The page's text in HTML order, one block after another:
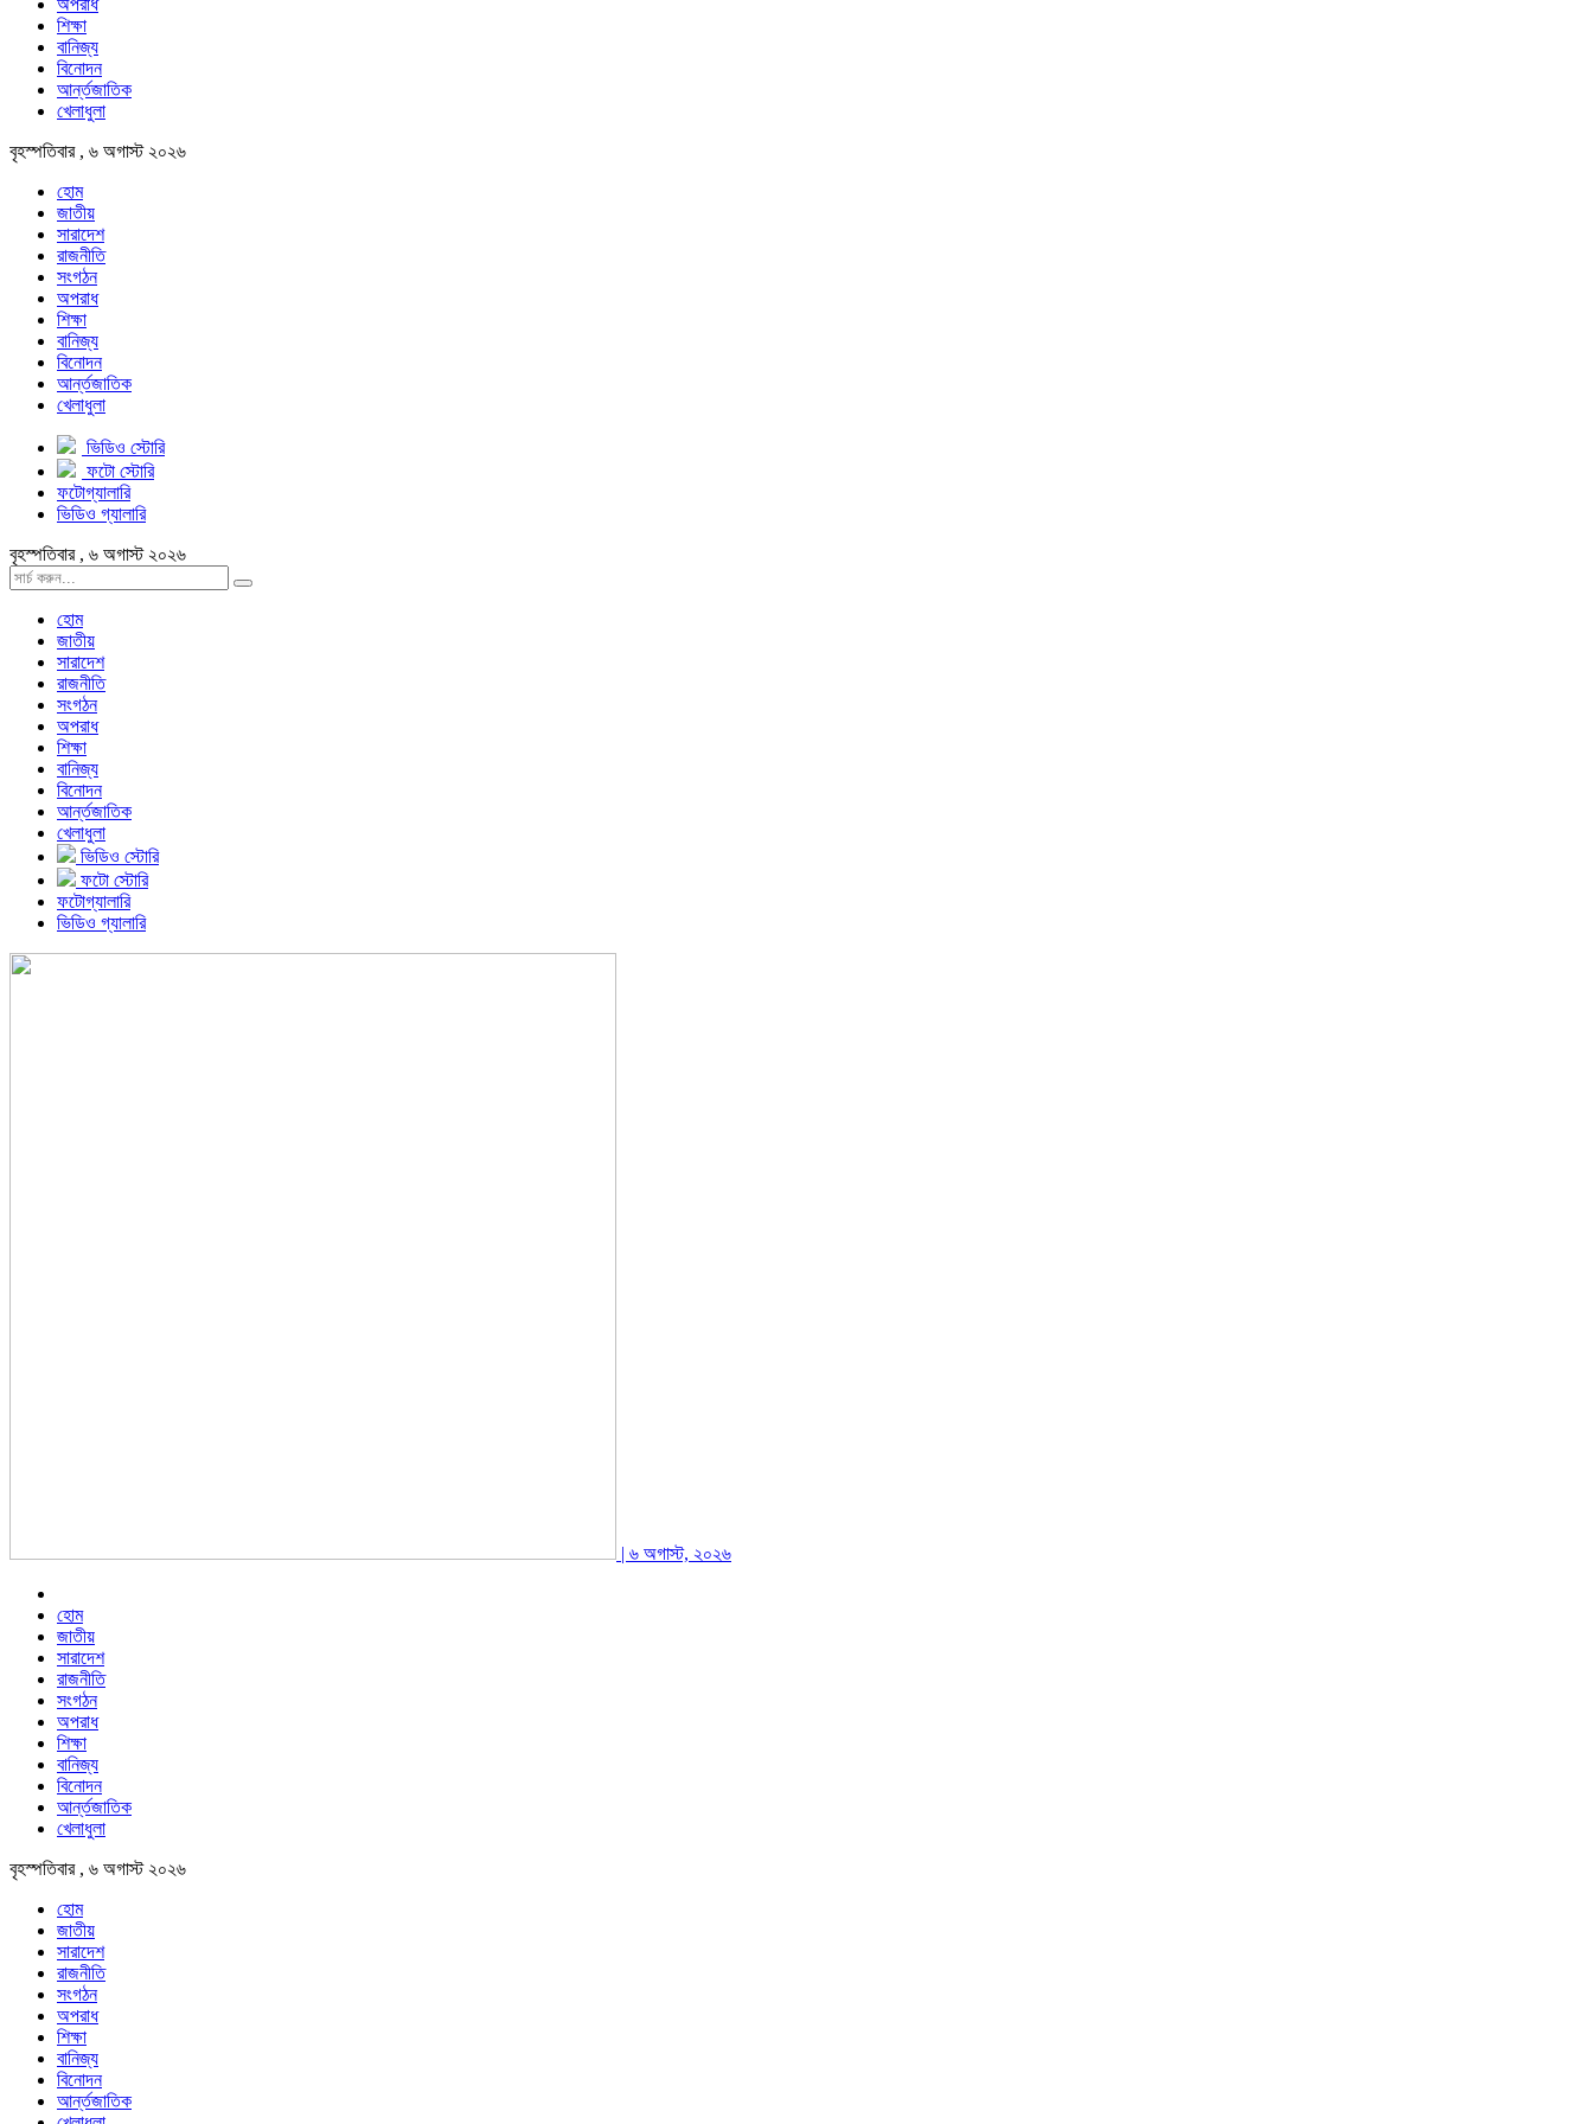
অপরাধ
শিক্ষা
বানিজ্য
বিনোদন
আর্ন্তজাতিক
খেলাধুলা
বৃহস্পতিবার , ৬ অগাস্ট ২০২৬
হোম
জাতীয়
সারাদেশ
রাজনীতি
সংগঠন
অপরাধ
শিক্ষা
বানিজ্য
বিনোদন
আর্ন্তজাতিক
খেলাধুলা
ভিডিও স্টোরি
ফটো স্টোরি
ফটোগ্যালারি
ভিডিও গ্যালারি
বৃহস্পতিবার , ৬ অগাস্ট ২০২৬
হোম
জাতীয়
সারাদেশ
রাজনীতি
সংগঠন
অপরাধ
শিক্ষা
বানিজ্য
বিনোদন
আর্ন্তজাতিক
খেলাধুলা
ভিডিও স্টোরি
ফটো স্টোরি
ফটোগ্যালারি
ভিডিও গ্যালারি
| ৬ অগাস্ট, ২০২৬
হোম
জাতীয়
সারাদেশ
রাজনীতি
সংগঠন
অপরাধ
শিক্ষা
বানিজ্য
বিনোদন
আর্ন্তজাতিক
খেলাধুলা
বৃহস্পতিবার , ৬ অগাস্ট ২০২৬
হোম
জাতীয়
সারাদেশ
রাজনীতি
সংগঠন
অপরাধ
শিক্ষা
বানিজ্য
বিনোদন
আর্ন্তজাতিক